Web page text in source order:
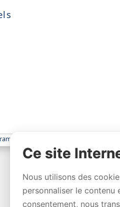
des cookies
Ce site
Nous utilisons des
personnaliser le
consentement, nous